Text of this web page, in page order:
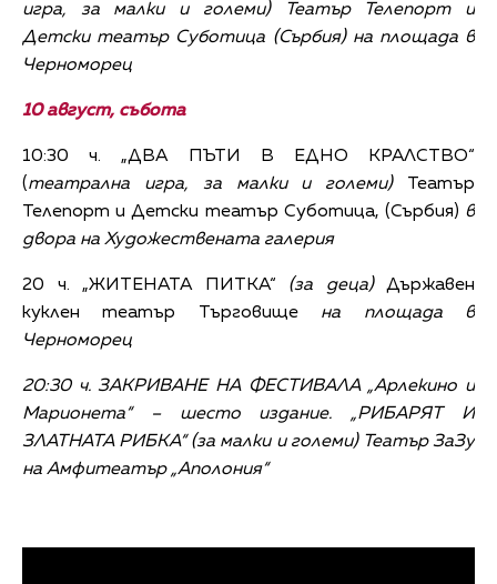
игра, за малки и големи)Театър Телепорт и
Детски театър Суботица (Сърбия) на площада в
Черноморец
10 август, събота
10:30 ч. „ДВА ПЪТИ В ЕДНО КРАЛСТВО“
(театрална игра, за малки и големи) Театър
Телепорт и Детски театър Суботица, (Сърбия) в
двора на Художествената галерия
20 ч. „ЖИТЕНАТА ПИТКА“ (за деца)Държавен
куклен театър Търговище на площада в
Черноморец
20:30 ч. ЗАКРИВАНЕ НА ФЕСТИВАЛА „Арлекино и
Марионета“ – шесто издание. „РИБАРЯТ И
ЗЛАТНАТА РИБКА“(за малки и големи)Театър ЗаЗу
на Амфитеатър „Аполония“